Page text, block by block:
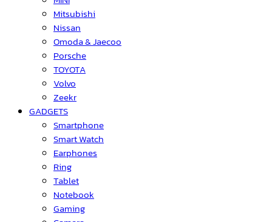
Mitsubishi
Nissan
Omoda & Jaecoo
Porsche
TOYOTA
Volvo
Zeekr
GADGETS
Smartphone
Smart Watch
Earphones
Ring
Tablet
Notebook
Gaming